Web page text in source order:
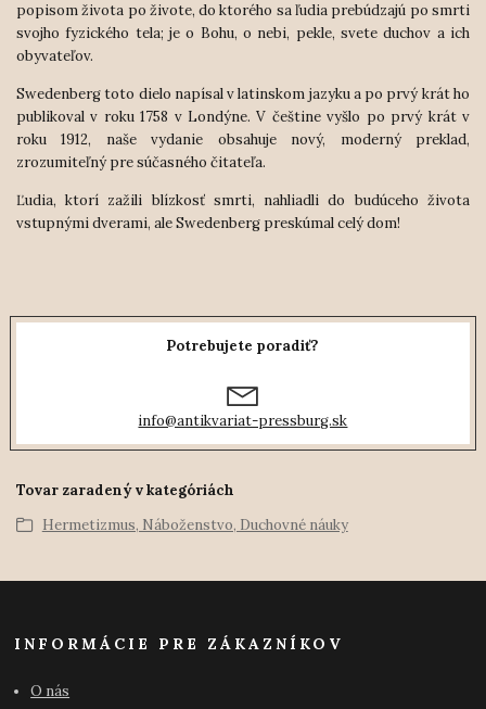
popisom života po živote, do ktorého sa ľudia prebúdzajú po smrti
svojho fyzického tela; je o Bohu, o nebi, pekle, svete duchov a ich
obyvateľov.
Swedenberg toto dielo napísal v latinskom jazyku a po prvý krát ho
publikoval v roku 1758 v Londýne. V češtine vyšlo po prvý krát v
roku 1912, naše vydanie obsahuje nový, moderný preklad,
zrozumiteľný pre súčasného čitateľa.
Ľudia, ktorí zažili blízkosť smrti, nahliadli do budúceho života
vstupnými dverami, ale Swedenberg preskúmal celý dom!
Potrebujete poradiť?
info@antikvariat-pressburg.sk
Tovar zaradený v kategóriách
Hermetizmus, Náboženstvo, Duchovné náuky
INFORMÁCIE PRE ZÁKAZNÍKOV
O nás